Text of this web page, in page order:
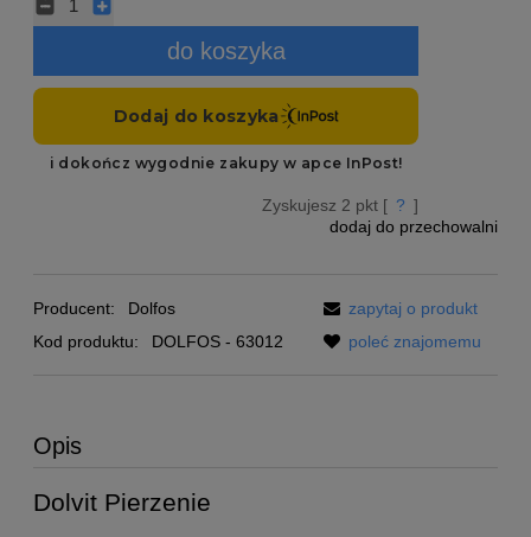
do koszyka
Zyskujesz 2 pkt [ ? ]
dodaj do przechowalni
Producent:
Dolfos
Kod produktu:
DOLFOS - 63012
zapytaj o produkt
poleć znajomemu
Opis
Dolvit Pierzenie